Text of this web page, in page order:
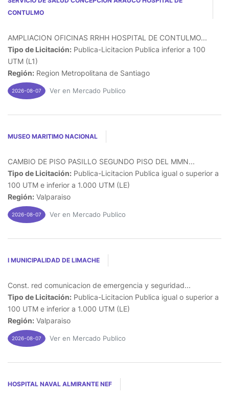
CONTULMO
AMPLIACION OFICINAS RRHH HOSPITAL DE CONTULMO...
Tipo de Licitación: Publica-Licitacion Publica inferior a 100
UTM (L1)
Región: Region Metropolitana de Santiago
2026-08-07 Ver en Mercado Publico
MUSEO MARITIMO NACIONAL
CAMBIO DE PISO PASILLO SEGUNDO PISO DEL MMN...
Tipo de Licitación: Publica-Licitacion Publica igual o superior a
100 UTM e inferior a 1.000 UTM (LE)
Región: Valparaiso
2026-08-07 Ver en Mercado Publico
I MUNICIPALIDAD DE LIMACHE
Const. red comunicacion de emergencia y seguridad...
Tipo de Licitación: Publica-Licitacion Publica igual o superior a
100 UTM e inferior a 1.000 UTM (LE)
Región: Valparaiso
2026-08-07 Ver en Mercado Publico
HOSPITAL NAVAL ALMIRANTE NEF